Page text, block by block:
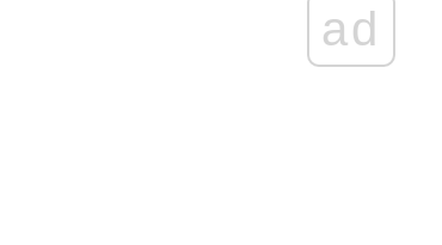
ad